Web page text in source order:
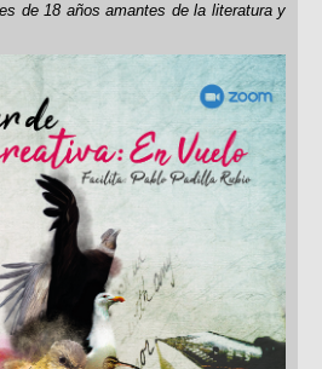
de 18 años amantes de la literatura y